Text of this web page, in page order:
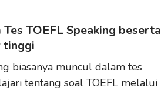
TOEFL Speaking beserta
tinggi
biasanya muncul dalam tes
tentang soal TOEFL melalui